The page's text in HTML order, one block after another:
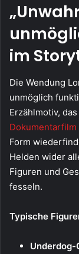
im
Die Wendung
unmöglich
Erzählmotiv,
Form
Helden wider
Figuren und
fesseln.
Typische